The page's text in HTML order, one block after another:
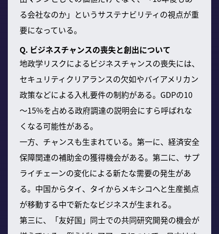
る会社なのか」というサステナビリティの視点が重
要になっている。
Q. ビジネスチャンスの喪失と創出について
地政学リスクによるビジネスチャンスの喪失には、
セキュリティクリアランスの欠如やバイアメリカン
政策などによる入札要件の制約がある。GDPの10
～15%を占める政府調達の説明会にすら呼ばれな
くなる可能性がある。
一方、チャンスも生まれている。第一に、経済安全
保障関連の補助金の獲得機会がある。第二に、サプ
ライチェーンの変化による新たな需要の発生があ
る。中国からタイ、タイからメキシコへと生産拠点
が移動する中で新たなビジネスが生まれる。
第三に、「友好国」同士での共同研究開発の機会が